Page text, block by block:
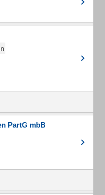
PartG mbB